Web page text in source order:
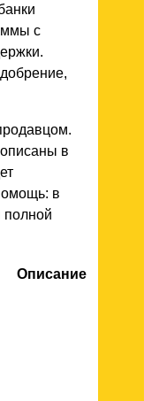
с
в
в
полной
Описание